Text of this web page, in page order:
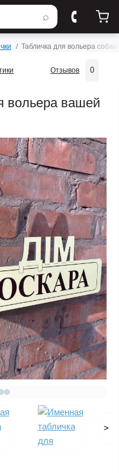
⌕
Табличка для вольера
Отзывов 0
вольера вашей
>